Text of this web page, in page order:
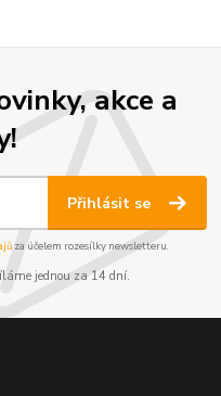
akce a
Přihlásit se
za účelem rozesílky newsletteru.
jednou za 14 dní.